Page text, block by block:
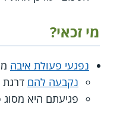
מי זכאי?
נפגעי פעולת איבה
נקבעה להם דרגת נכות
פגיעתם היא מסוג